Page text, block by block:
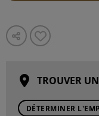
TROUVER
DÉTERMINER